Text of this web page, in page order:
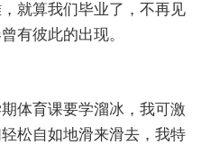
就算我们毕业了，不再见
有彼此的出现。
体育课要学溜冰，我可激
松自如地滑来滑去，我特